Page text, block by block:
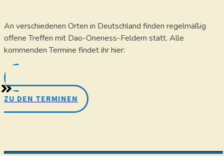
An verschiedenen Orten in Deutschland finden regelmäßig
offene Treffen mit Dao-Oneness-Feldern statt. Alle
kommenden Termine findet ihr hier:
ZU DEN TERMINEN